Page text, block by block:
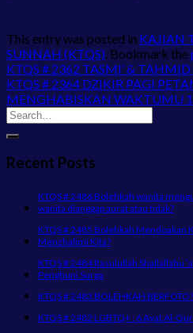
This entry was posted in KAJIAN
SUNNAH (KTQS). Bookmark the
KTQS # 2362 TASMI’ &
KTQS # 2364 DZIKIR PAGI
MENGHABISKAN WAKTUMU
Recent Posts
KTQS # 2486 Bolehkah wanita
wanita dianggap aurat atau tidak?
KTQS # 2485 Bolehkah Mendoakan
Menzhalimi Kita?
KTQS # 2484 Rasulullah Shallallahu
Penghuni Surga
KTQS # 2483 BOLEHKAH BERFOTO?
KTQS # 2482 LGBTQ+ : 6 Ayat Al-